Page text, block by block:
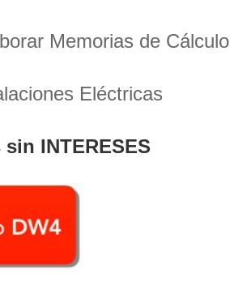
Memorias de Cálculo
Eléctricas
INTERESES